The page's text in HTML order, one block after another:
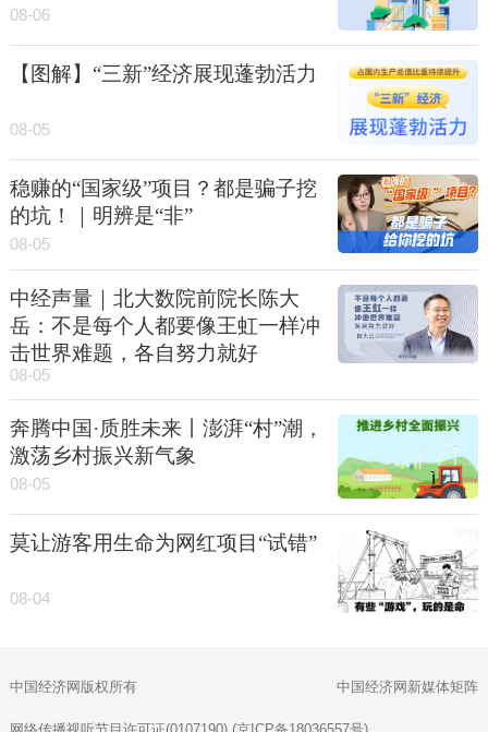
08-06
【图解】“三新”经济展现蓬勃活力
08-05
稳赚的“国家级”项目？都是骗子挖
的坑！｜明辨是“非”
08-05
中经声量｜北大数院前院长陈大
岳：不是每个人都要像王虹一样冲
击世界难题，各自努力就好
08-05
奔腾中国·质胜未来丨澎湃“村”潮，
激荡乡村振兴新气象
08-05
莫让游客用生命为网红项目“试错”
08-04
中国经济网版权所有 中国经济网新媒体矩阵